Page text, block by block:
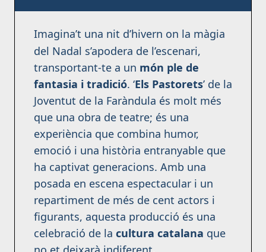
Imagina’t una nit d’hivern on la màgia
del Nadal s’apodera de l’escenari,
transportant-te a un món ple de
fantasia i tradició. ‘Els Pastorets’ de la
Joventut de la Faràndula és molt més
que una obra de teatre; és una
experiència que combina humor,
emoció i una història entranyable que
ha captivat generacions. Amb una
posada en escena espectacular i un
repartiment de més de cent actors i
figurants, aquesta producció és una
celebració de la cultura catalana que